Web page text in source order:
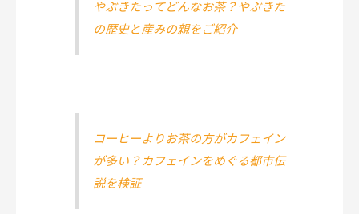
やぶきたってどんなお茶？やぶきた
の歴史と産みの親をご紹介
コーヒーよりお茶の方がカフェイン
が多い？カフェインをめぐる都市伝
説を検証